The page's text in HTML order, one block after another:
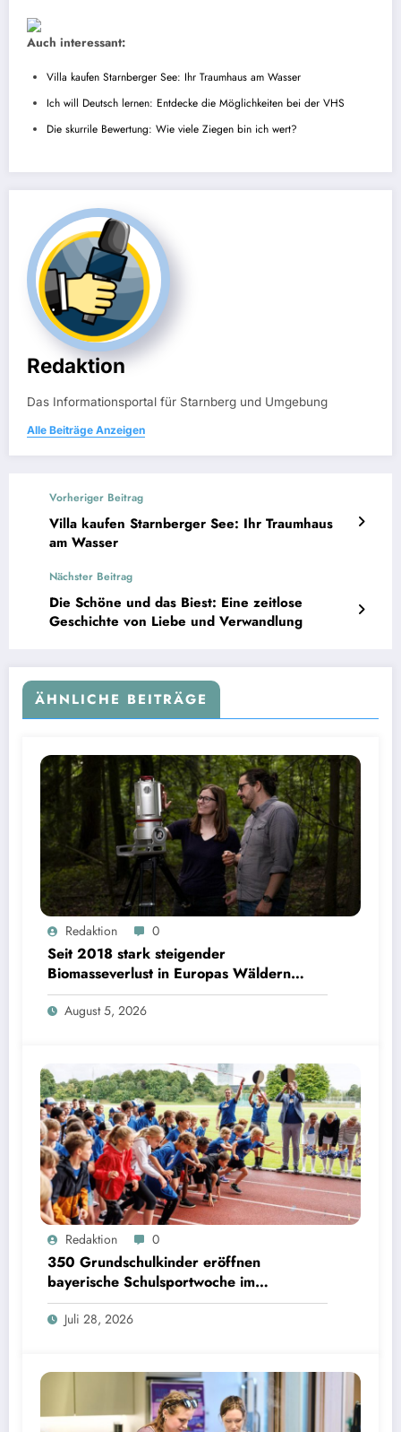
Auch interessant:
Villa kaufen Starnberger See: Ihr Traumhaus am Wasser
Ich will Deutsch lernen: Entdecke die Möglichkeiten bei der VHS
Die skurrile Bewertung: Wie viele Ziegen bin ich wert?
Redaktion
Das Informationsportal für Starnberg und Umgebung
Alle Beiträge Anzeigen
Vorheriger Beitrag
Villa kaufen Starnberger See: Ihr Traumhaus
am Wasser
Nächster Beitrag
Die Schöne und das Biest: Eine zeitlose
Geschichte von Liebe und Verwandlung
ÄHNLICHE BEITRÄGE
Seit 2018 stark steigender Biomasseverlust in Europas Wäldern mindert Kohlenstoffsenken
| Bild: Sebastian Kissel / TUM
Redaktion 0
Seit 2018 stark steigender
Biomasseverlust in Europas Wäldern
mindert Kohlenstoffsenken
August 5, 2026
350 Grundschulkinder eröffnen bayerische Schulsportwoche im Olympiapark | Bild:
Matthias Balk/Bayerisches Staatsministerium für Unterricht und Kultus
Redaktion 0
350 Grundschulkinder eröffnen
bayerische Schulsportwoche im
Olympiapark
Juli 28, 2026